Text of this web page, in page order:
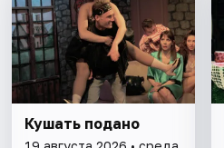
Кушать подано